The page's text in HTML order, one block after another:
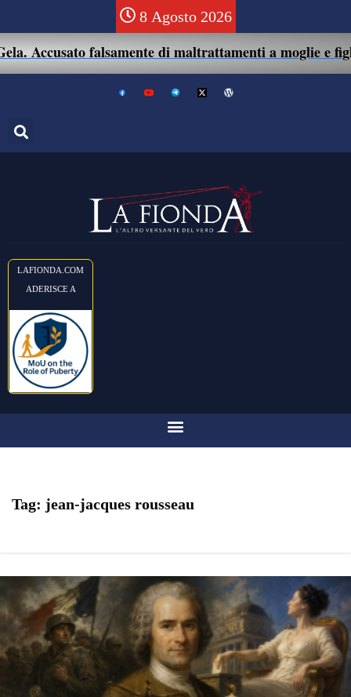
8 Agosto 2026
Accusato falsamente di maltrattamenti a moglie e figlio:
LAFIONDA.COM
ADERISCE A
Tag: jean-jacques rousseau